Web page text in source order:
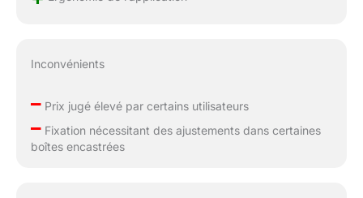
Inconvénients
–Prix jugé élevé par certains utilisateurs
–Fixation nécessitant des ajustements dans certaines
boîtes encastrées